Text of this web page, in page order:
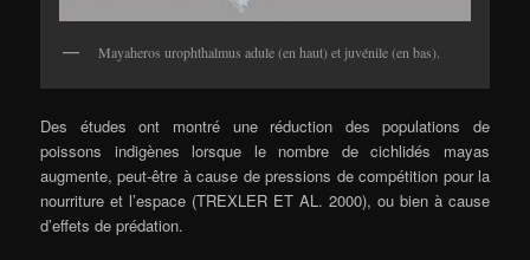
Mayaheros urophthalmus adule (en haut) et juvénile (en bas).
Des études ont montré une réduction des populations de
poissons indigènes lorsque le nombre de cichlidés mayas
augmente, peut-être à cause de pressions de compétition pour la
nourriture et l’espace (TREXLER ET AL. 2000), ou bien à cause
d’effets de prédation.